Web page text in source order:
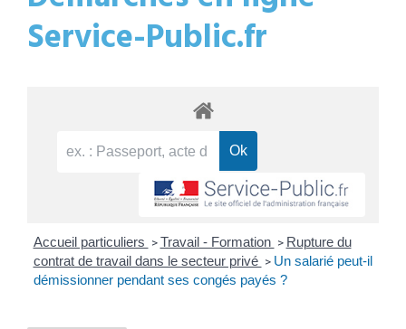
Service-Public.fr
Accueil particuliers > Travail - Formation > Rupture du
contrat de travail dans le secteur privé > Un salarié peut-il
démissionner pendant ses congés payés ?